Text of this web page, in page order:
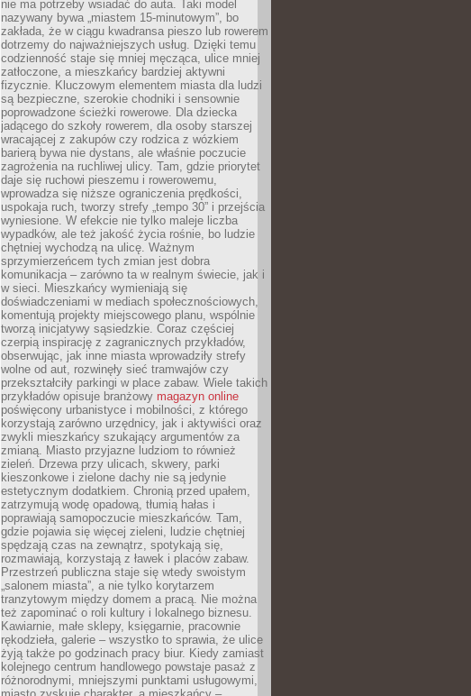
nie ma potrzeby wsiadać do auta. Taki model
nazywany bywa „miastem 15-minutowym”, bo
zakłada, że w ciągu kwadransa pieszo lub rowerem
dotrzemy do najważniejszych usług. Dzięki temu
codzienność staje się mniej męcząca, ulice mniej
zatłoczone, a mieszkańcy bardziej aktywni
fizycznie. Kluczowym elementem miasta dla ludzi
są bezpieczne, szerokie chodniki i sensownie
poprowadzone ścieżki rowerowe. Dla dziecka
jadącego do szkoły rowerem, dla osoby starszej
wracającej z zakupów czy rodzica z wózkiem
barierą bywa nie dystans, ale właśnie poczucie
zagrożenia na ruchliwej ulicy. Tam, gdzie priorytet
daje się ruchowi pieszemu i rowerowemu,
wprowadza się niższe ograniczenia prędkości,
uspokaja ruch, tworzy strefy „tempo 30” i przejścia
wyniesione. W efekcie nie tylko maleje liczba
wypadków, ale też jakość życia rośnie, bo ludzie
chętniej wychodzą na ulicę. Ważnym
sprzymierzeńcem tych zmian jest dobra
komunikacja – zarówno ta w realnym świecie, jak i
w sieci. Mieszkańcy wymieniają się
doświadczeniami w mediach społecznościowych,
komentują projekty miejscowego planu, wspólnie
tworzą inicjatywy sąsiedzkie. Coraz częściej
czerpią inspirację z zagranicznych przykładów,
obserwując, jak inne miasta wprowadziły strefy
wolne od aut, rozwinęły sieć tramwajów czy
przekształciły parkingi w place zabaw. Wiele takich
przykładów opisuje branżowy magazyn online
poświęcony urbanistyce i mobilności, z którego
korzystają zarówno urzędnicy, jak i aktywiści oraz
zwykli mieszkańcy szukający argumentów za
zmianą. Miasto przyjazne ludziom to również
zieleń. Drzewa przy ulicach, skwery, parki
kieszonkowe i zielone dachy nie są jedynie
estetycznym dodatkiem. Chronią przed upałem,
zatrzymują wodę opadową, tłumią hałas i
poprawiają samopoczucie mieszkańców. Tam,
gdzie pojawia się więcej zieleni, ludzie chętniej
spędzają czas na zewnątrz, spotykają się,
rozmawiają, korzystają z ławek i placów zabaw.
Przestrzeń publiczna staje się wtedy swoistym
„salonem miasta”, a nie tylko korytarzem
tranzytowym między domem a pracą. Nie można
też zapominać o roli kultury i lokalnego biznesu.
Kawiarnie, małe sklepy, księgarnie, pracownie
rękodzieła, galerie – wszystko to sprawia, że ulice
żyją także po godzinach pracy biur. Kiedy zamiast
kolejnego centrum handlowego powstaje pasaż z
różnorodnymi, mniejszymi punktami usługowymi,